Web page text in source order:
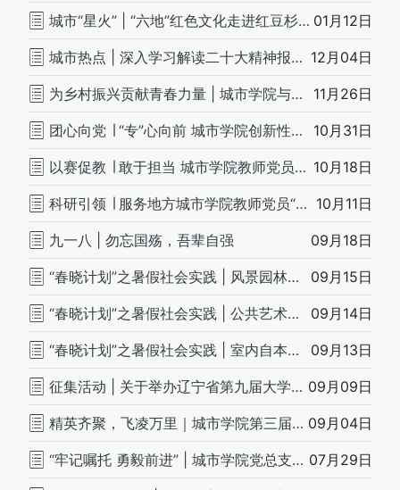
城市“星火” | “六地”红色文化走进红豆杉社区 01月12日
城市热点 | 深入学习解读二十大精神报告会 12月04日
为乡村振兴贡献青春力量 | 城市学院与莲花村共建党建基地 11月26日
团心向党 ∣ “专”心向前 城市学院创新性党团活动(一) 10月31日
以赛促教 ∣ 敢于担当 城市学院教师党员“双带头人”典型事迹（三） 10月18日
科研引领 ∣ 服务地方城市学院教师党员“双带头人”典型事迹（二） 10月11日
九一八 | 勿忘国殇，吾辈自强 09月18日
“春晓计划”之暑假社会实践 | 风景园林2101杜雨桐 09月15日
“春晓计划”之暑假社会实践 | 公共艺术2101常梓晴 09月14日
“春晓计划”之暑假社会实践 | 室内自本2101王璐熙 09月13日
征集活动 | 关于举办辽宁省第九届大学生“爱我国防”演讲比赛 09月09日
精英齐聚，飞凌万里｜城市学院第三届团总支学生会例会报告 09月04日
“牢记嘱托 勇毅前进” | 城市学院党总支观看2022年高校党组织示范微党课展播 07月29日